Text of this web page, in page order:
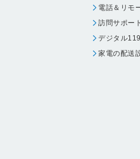
電話＆リモ
訪問サポート
デジタル119
家電の配送